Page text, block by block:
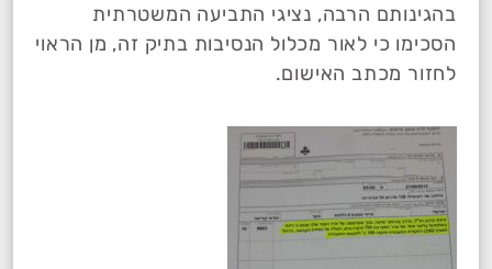
בהגינותם הרבה, נציגי התביעה המשטרתית
הסכימו כי לאור מכלול הנסיבות בתיק זה, מן הראוי
לחזור מכתב האישום.